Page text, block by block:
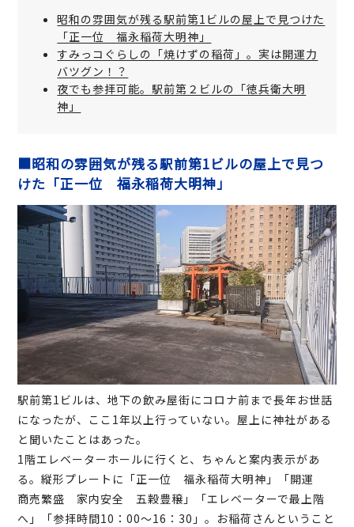
昭和の雰囲気が残る駅前第1ビルの屋上で見つけた
「正一位 福永稲荷大明神」
すみっコぐらしの「焼けずの稲荷」。実は開運力
バツグン！？
夜でも参拝可能。駅前第２ビルの「徳兵衛大明
神」
■昭和の雰囲気が残る駅前第1ビルの屋上で見つ
けた「正一位 福永稲荷大明神」
駅前第1ビルは、地下の飲み屋街にコロナ前まで長年お世話
になったが、ここ1年以上行っていない。屋上に神社がある
と聞いたことはあった。
1階エレベーターホールに行くと、ちゃんと案内表示があ
る。縦形プレートに「正一位 福永稲荷大明神」「開運
商売繁盛 家内安全 五穀豊穣」「エレベーターで最上階
へ」「参拝時間10：00～16：30」。お稲荷さんということ